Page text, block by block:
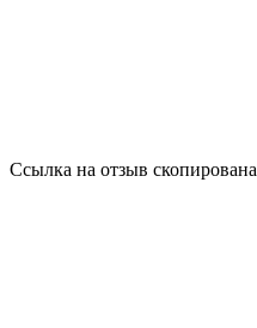
Ссылка на отзыв скопирована